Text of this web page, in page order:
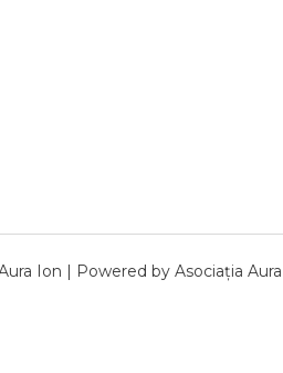
Ion | Powered by Asociația